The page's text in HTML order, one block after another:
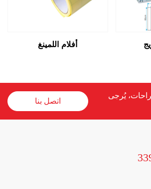
أفلام اللمينغ
يُرجى
اتصل بنا